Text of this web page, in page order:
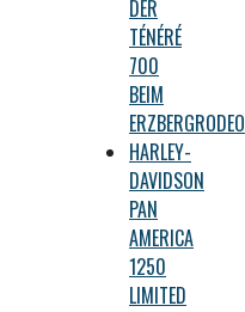
DER
TÉNÉRÉ
700
BEIM
ERZBERGRODEO
HARLEY-
DAVIDSON
PAN
AMERICA
1250
LIMITED